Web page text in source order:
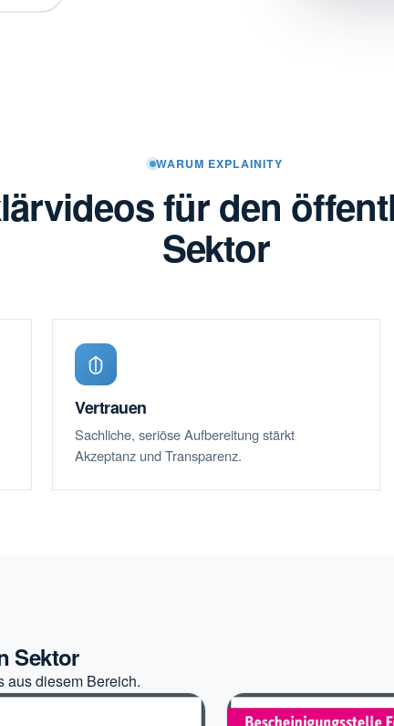
WARUM EXPLAINITY
für den
Sektor
Vertrauen
Sachliche, seriöse Aufbereitung stärkt
Akzeptanz und Transparenz.
Sektor
aus diesem Bereich.